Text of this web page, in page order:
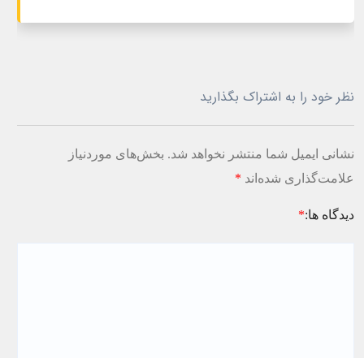
نظر خود را به اشتراک بگذارید
نشانی ایمیل شما منتشر نخواهد شد. بخش‌های موردنیاز
علامت‌گذاری شده‌اند *
دیدگاه ها:*